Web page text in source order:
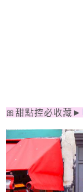
🎀甜點控必收藏►